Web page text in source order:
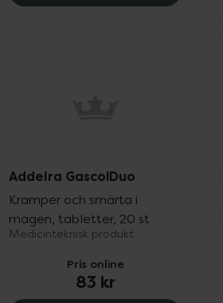
Addeira GascolDuo
Kramper och smärta i
magen, tabletter, 20 st
Medicinteknisk produkt
Pris online
83 kr